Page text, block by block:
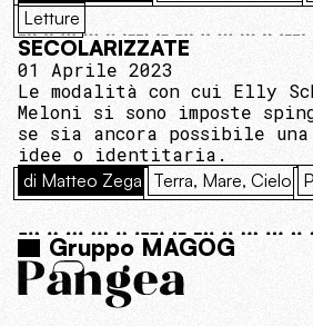
Letture
SECOLARIZZATE
01 Aprile 2023
Le modalità con cui Elly
Meloni si sono imposte
se sia ancora possibile
idee o identitaria.
di Matteo Zega Terra, Mare, Cielo
Gruppo MAGOG